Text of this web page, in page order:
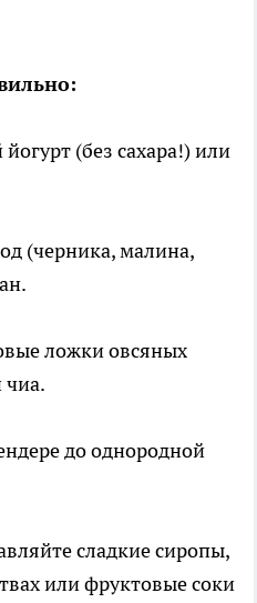
(без сахара!) или
(черника, малина,
ложки овсяных
чиа.
до однородной
сладкие сиропы,
или фруктовые соки